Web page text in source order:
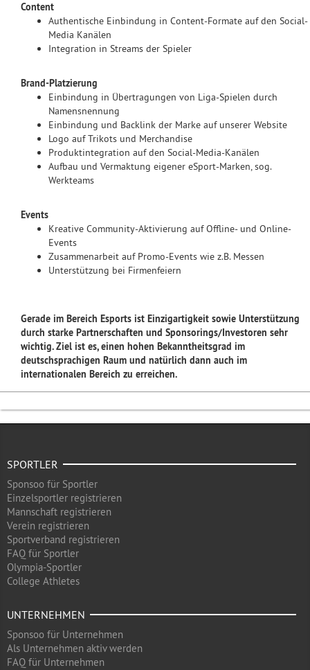
Content
Authentische Einbindung in Content-Formate auf den Social-
Media Kanälen
Integration in Streams der Spieler
Brand-Platzierung
Einbindung in Übertragungen von Liga-Spielen durch
Namensnennung
Einbindung und Backlink der Marke auf unserer Website
Logo auf Trikots und Merchandise
Produktintegration auf den Social-Media-Kanälen
Aufbau und Vermaktung eigener eSport-Marken, sog.
Werkteams
Events
Kreative Community-Aktivierung auf Offline- und Online-
Events
Zusammenarbeit auf Promo-Events wie z.B. Messen
Unterstützung bei Firmenfeiern
Gerade im Bereich Esports ist Einzigartigkeit sowie Unterstützung
durch starke Partnerschaften und Sponsorings/Investoren sehr
wichtig. Ziel ist es, einen hohen Bekanntheitsgrad im
deutschsprachigen Raum und natürlich dann auch im
internationalen Bereich zu erreichen.
SPORTLER
Sponsoo für Sportler
Einzelsportler registrieren
Mannschaft registrieren
Verein registrieren
Sportverband registrieren
FAQ für Sportler
Olympia-Sportler
College Athletes
UNTERNEHMEN
Sponsoo für Unternehmen
Als Unternehmen aktiv werden
FAQ für Unternehmen